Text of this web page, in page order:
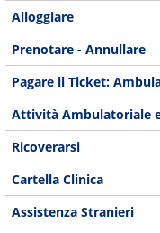
Alloggiare
Prenotare - Annullare
Pagare il Ticket:
Attività Ambulatoriale
Ricoverarsi
Cartella Clinica
Assistenza Stranieri